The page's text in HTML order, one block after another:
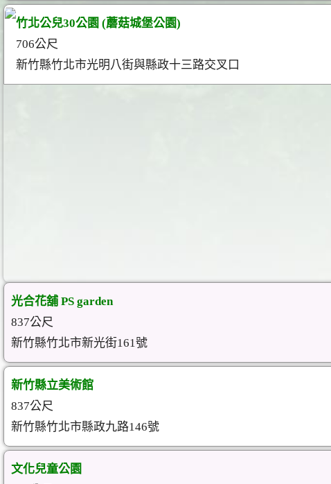
竹北公兒30公園 (蘑菇城堡公園)
706公尺
新竹縣竹北市光明八街與縣政十三路交叉口
光合花舖 PS garden
837公尺
新竹縣竹北市新光街161號
新竹縣立美術館
837公尺
新竹縣竹北市縣政九路146號
文化兒童公園